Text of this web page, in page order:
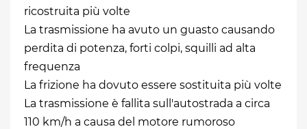
ricostruita più volte
La trasmissione ha avuto un guasto causando
perdita di potenza, forti colpi, squilli ad alta
frequenza
La frizione ha dovuto essere sostituita più volte
La trasmissione è fallita sull'autostrada a circa
110 km/h a causa del motore rumoroso